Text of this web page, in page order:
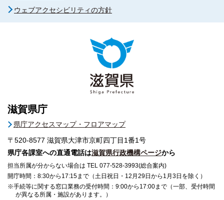
ウェブアクセシビリティの方針
滋賀県庁
県庁アクセスマップ・フロアマップ
〒520-8577 滋賀県大津市京町四丁目1番1号
県庁各課室への直通電話は滋賀県行政機構ページから
担当所属が分からない場合は TEL 077-528-3993(総合案内)
開庁時間：8:30から17:15まで（土日祝日・12月29日から1月3日を除く）
※手続等に関する窓口業務の受付時間：9:00から17:00まで（一部、受付時間
が異なる所属・施設があります。）